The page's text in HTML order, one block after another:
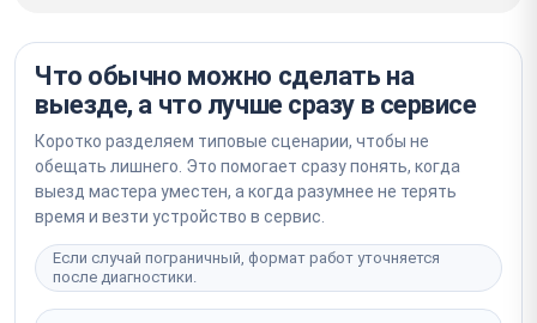
Что обычно можно сделать на
выезде, а что лучше сразу в сервисе
Коротко разделяем типовые сценарии, чтобы не
обещать лишнего. Это помогает сразу понять, когда
выезд мастера уместен, а когда разумнее не терять
время и везти устройство в сервис.
Если случай пограничный, формат работ уточняется
после диагностики.